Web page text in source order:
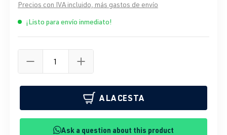
Precios con IVA incluido, más gastos de envío
¡Listo para envío inmediato!
A LA CESTA
Ask a question about this product